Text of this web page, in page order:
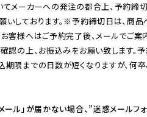
メーカーへの発注の都合上、予約締
いしております。※予約締切日は、商品
客様へはご予約完了後、メールでご案
認の上、お振込みをお願い致します。
限までの日数が短くなりますが、何卒
ール」が届かない場合、”迷惑メールフ